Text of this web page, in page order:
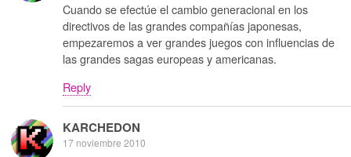
Cuando se efectúe el cambio generacional en los
directivos de las grandes compañías japonesas,
empezaremos a ver grandes juegos con influencias de
las grandes sagas europeas y americanas.
Reply
KARCHEDON
17 noviembre 2010